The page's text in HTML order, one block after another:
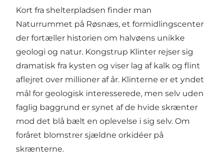
Kort fra shelterpladsen finder man
Naturrummet på Røsnæs, et formidlingscenter
der fortæller historien om halvøens unikke
geologi og natur. Kongstrup Klinter rejser sig
dramatisk fra kysten og viser lag af kalk og flint
aflejret over millioner af år. Klinterne er et yndet
mål for geologisk interesserede, men selv uden
faglig baggrund er synet af de hvide skrænter
mod det blå bælt en oplevelse i sig selv. Om
foråret blomstrer sjældne orkidéer på
skrænterne.